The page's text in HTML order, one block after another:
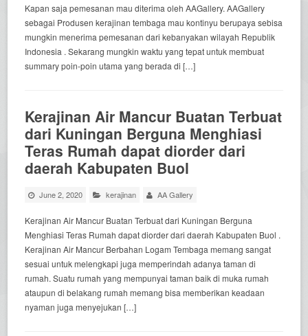
Kapan saja pemesanan mau diterima oleh AAGallery. AAGallery
sebagai Produsen kerajinan tembaga mau kontinyu berupaya sebisa
mungkin menerima pemesanan dari kebanyakan wilayah Republik
Indonesia . Sekarang mungkin waktu yang tepat untuk membuat
summary poin-poin utama yang berada di […]
Kerajinan Air Mancur Buatan Terbuat
dari Kuningan Berguna Menghiasi
Teras Rumah dapat diorder dari
daerah Kabupaten Buol
June 2, 2020 kerajinan AA Gallery
Kerajinan Air Mancur Buatan Terbuat dari Kuningan Berguna
Menghiasi Teras Rumah dapat diorder dari daerah Kabupaten Buol .
Kerajinan Air Mancur Berbahan Logam Tembaga memang sangat
sesuai untuk melengkapi juga memperindah adanya taman di
rumah. Suatu rumah yang mempunyai taman baik di muka rumah
ataupun di belakang rumah memang bisa memberikan keadaan
nyaman juga menyejukan […]